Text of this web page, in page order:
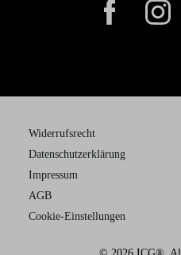
Widerrufsrecht
Datenschutzerklärung
Impressum
AGB
Cookie-Einstellungen